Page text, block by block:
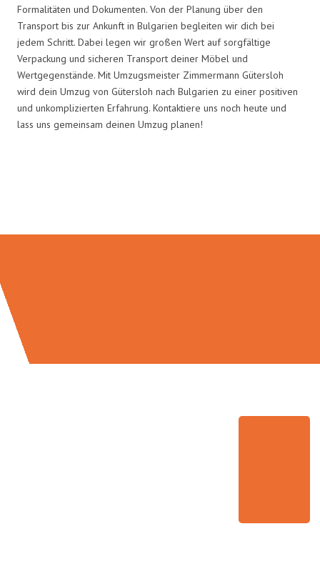
Formalitäten und Dokumenten. Von der Planung über den
Transport bis zur Ankunft in Bulgarien begleiten wir dich bei
jedem Schritt. Dabei legen wir großen Wert auf sorgfältige
Verpackung und sicheren Transport deiner Möbel und
Wertgegenstände. Mit Umzugsmeister Zimmermann Gütersloh
wird dein Umzug von Gütersloh nach Bulgarien zu einer positiven
und unkomplizierten Erfahrung. Kontaktiere uns noch heute und
lass uns gemeinsam deinen Umzug planen!